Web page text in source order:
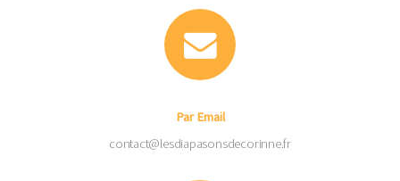
Par Email
contact@lesdiapasonsdecorinne.fr